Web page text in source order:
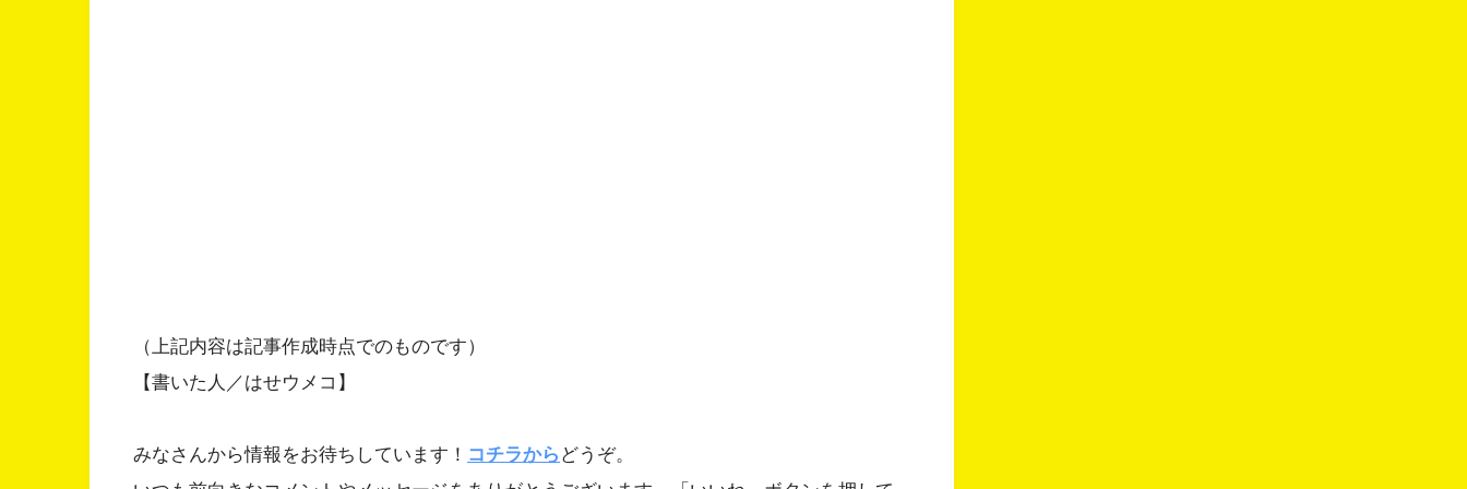
（上記内容は記事作成時点でのものです）
【書いた人／はせウメコ】
みなさんから情報をお待ちしています！ コチラから どうぞ。